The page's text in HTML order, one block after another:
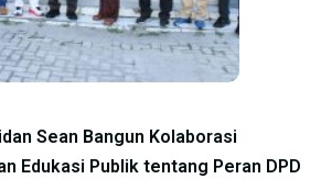
Sean Bangun Kolaborasi
Edukasi Publik tentang Peran DPD